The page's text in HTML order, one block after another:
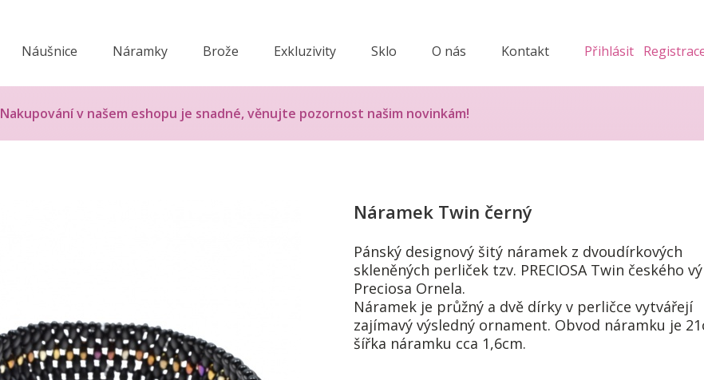
Náušnice Náramky Brože Exkluzivity Sklo O nás Kontakt Přihlásit
Nakupování v našem eshopu je snadné, věnujte pozornost našim novinkám!
Náramek Twin černý
Pánský designový šitý náramek z dvoudírkových
skleněných perliček tzv. PRECIOSA Twin českého
Preciosa Ornela.
Náramek je průžný a dvě dírky v perličce vytvářejí
zajímavý výsledný ornament. Obvod náramku je
šířka náramku cca 1,6cm.